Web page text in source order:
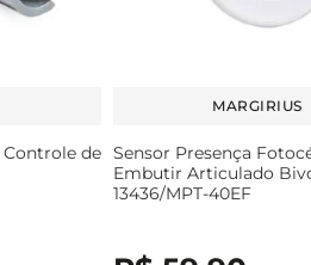
de
MARGIRIUS
Sensor Presença
Embutir Articulado
13436/MPT-40EF